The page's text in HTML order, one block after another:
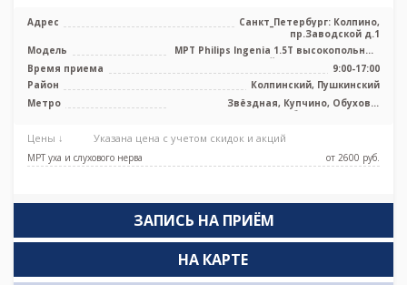
Адрес
Санкт_Петербург: Колпино,
пр.Заводской д.1
Модель
МРТ Philips Ingenia 1.5T высокопольный
полуоткрытый тип, КТ General El ...
Время приема
9:00-17:00
Район
Колпинский, Пушкинский
Метро
Звёздная, Купчино, Обухово,
Рыбацкое, Шушары
Цены ↓ Указана цена с учетом скидок и акций
МРТ уха и слухового нерва от 2600 pуб.
ЗАПИСЬ НА ПРИЁМ
НА КАРТЕ